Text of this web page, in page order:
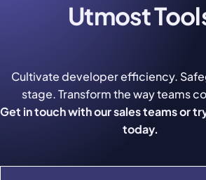
Utmost
Cultivate developer efficiency.
stage. Transform the way teams
Get in touch with our sales teams or
today.